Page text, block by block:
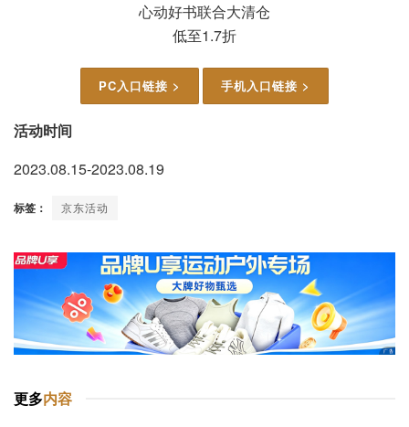
心动好书联合大清仓
低至1.7折
PC入口链接 > 手机入口链接 >
活动时间
2023.08.15-2023.08.19
标签： 京东活动
更多内容